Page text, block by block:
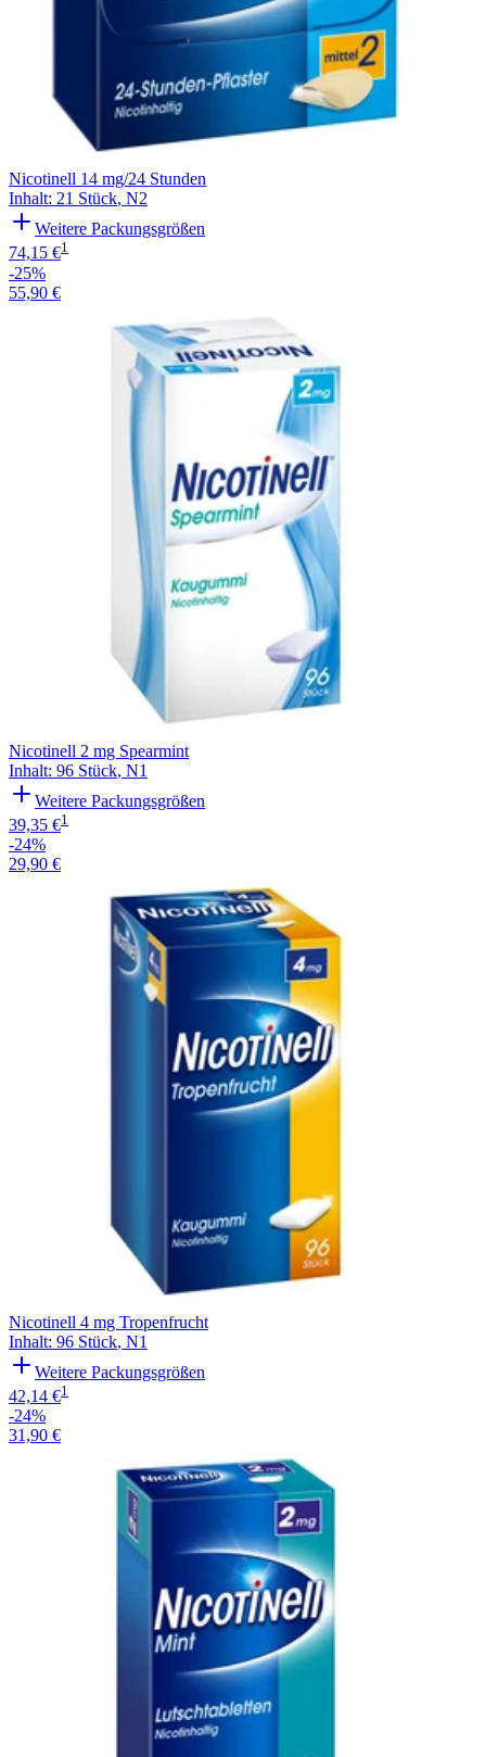
Nicotinell 14 mg/24 Stunden
Inhalt: 21 Stück, N2
Weitere Packungsgrößen
74,15 €1
-25%
55,90 €
Nicotinell 2 mg Spearmint
Inhalt: 96 Stück, N1
Weitere Packungsgrößen
39,35 €1
-24%
29,90 €
Nicotinell 4 mg Tropenfrucht
Inhalt: 96 Stück, N1
Weitere Packungsgrößen
42,14 €1
-24%
31,90 €